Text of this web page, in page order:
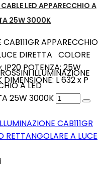
LED APPARECCHIO A
25W 3000K
APPARECCHIO
DIRETTA COLORE
POTENZA: 25W
L 632 x P
ILLUMINAZIONE
A LED
25W 3000K
CAB111GR
RETTANGOLARE A LUCE